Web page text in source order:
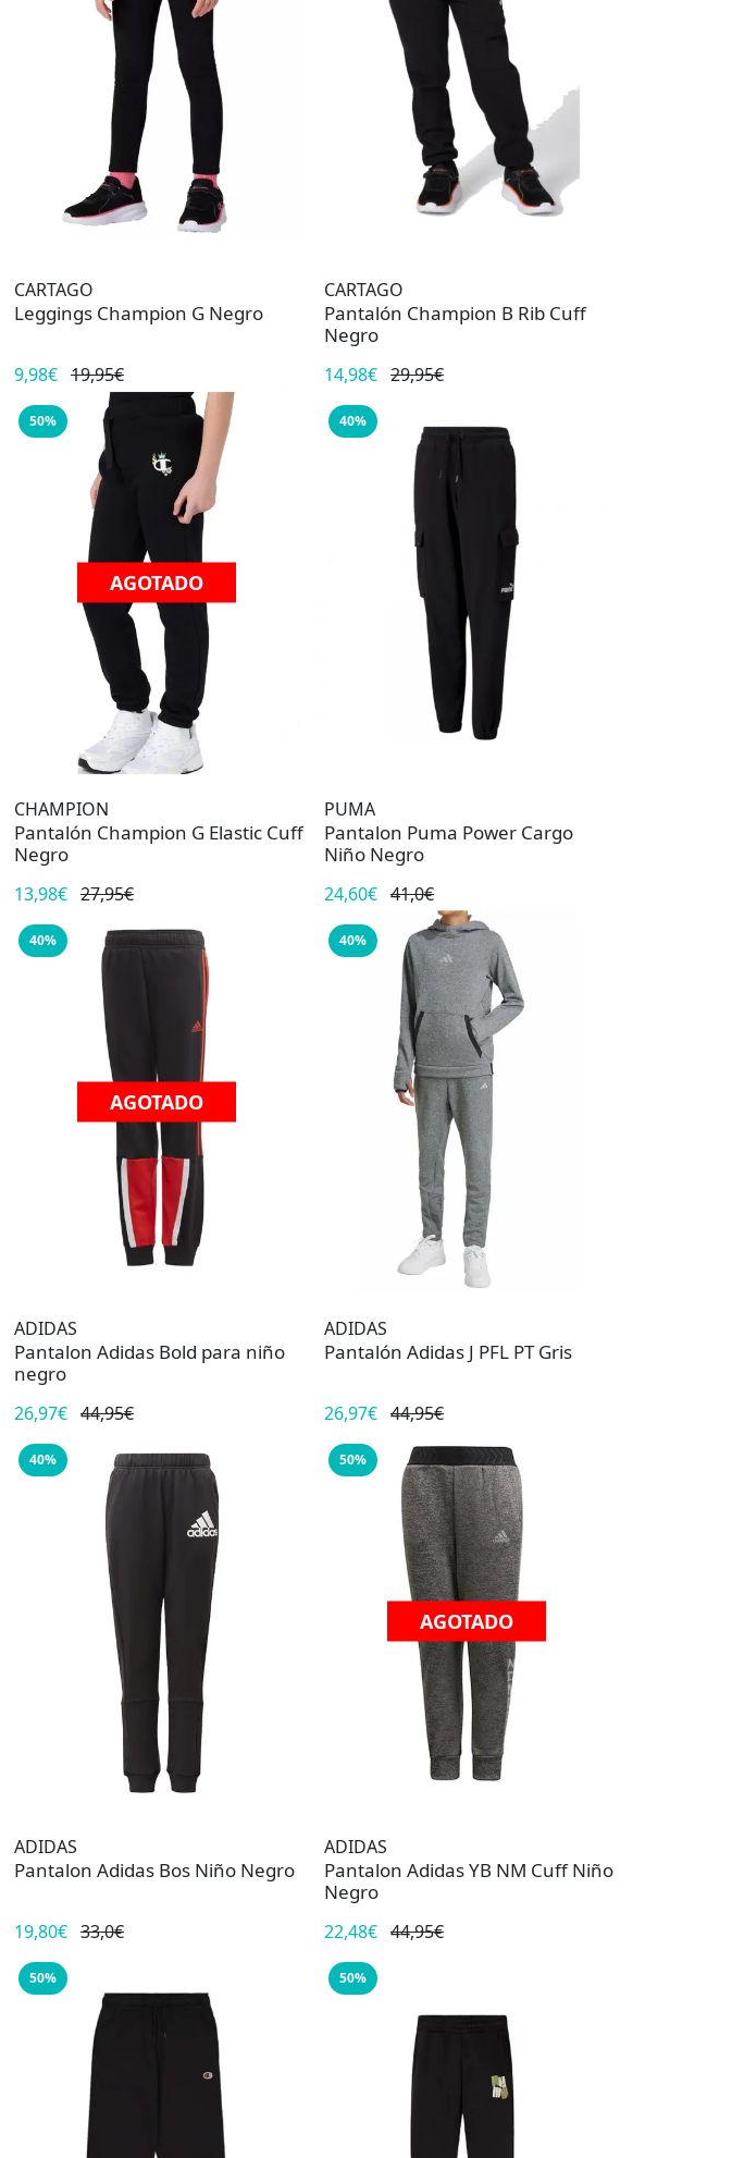
CARTAGO
Leggings Champion G Negro
9,98€ 19,95€
CARTAGO
Pantalón Champion B Rib Cuff
Negro
14,98€ 29,95€
50%
AGOTADO
CHAMPION
Pantalón Champion G Elastic Cuff
Negro
13,98€ 27,95€
40%
PUMA
Pantalon Puma Power Cargo
Niño Negro
24,60€ 41,0€
40%
AGOTADO
ADIDAS
Pantalon Adidas Bold para niño
negro
26,97€ 44,95€
40%
ADIDAS
Pantalón Adidas J PFL PT Gris
26,97€ 44,95€
40%
ADIDAS
Pantalon Adidas Bos Niño Negro
19,80€ 33,0€
50%
AGOTADO
ADIDAS
Pantalon Adidas YB NM Cuff Niño
Negro
22,48€ 44,95€
50% 50%